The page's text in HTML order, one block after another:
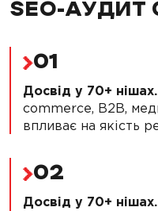
SEO-АУДИТ
01
Досвід у 70+ нішах.
commerce, B2B,
впливає на якість
02
Досвід у 70+ нішах.